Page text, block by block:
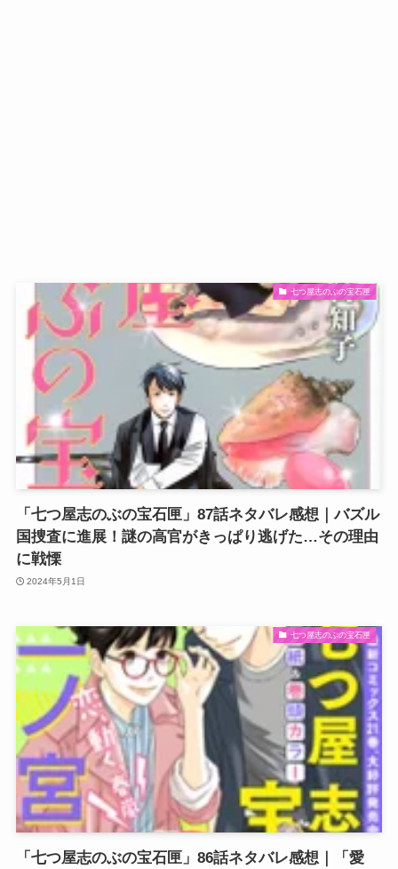
七つ屋志のぶの宝石匣
「七つ屋志のぶの宝石匣」87話ネタバレ感想｜バズル
国捜査に進展！謎の高官がきっぱり逃げた…その理由
に戦慄
2024年5月1日
七つ屋志のぶの宝石匣
「七つ屋志のぶの宝石匣」86話ネタバレ感想｜「愛